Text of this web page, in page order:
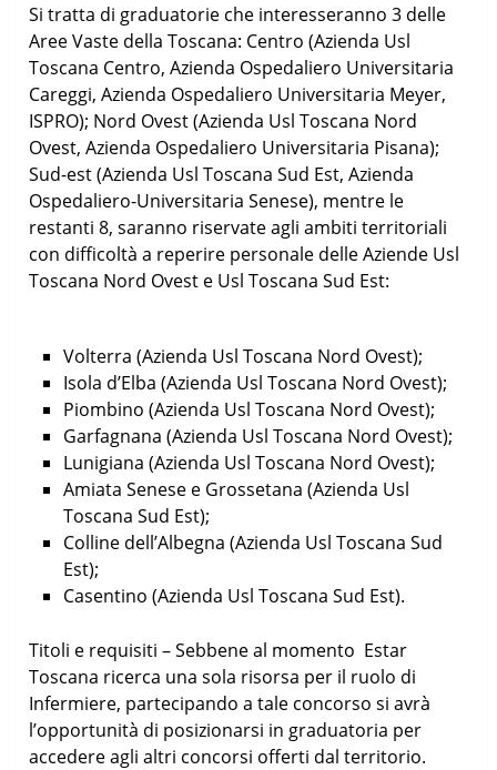
Si tratta di graduatorie che interesseranno 3 delle
Aree Vaste della Toscana: Centro (Azienda Usl
Toscana Centro, Azienda Ospedaliero Universitaria
Careggi, Azienda Ospedaliero Universitaria Meyer,
ISPRO); Nord Ovest (Azienda Usl Toscana Nord
Ovest, Azienda Ospedaliero Universitaria Pisana);
Sud-est (Azienda Usl Toscana Sud Est, Azienda
Ospedaliero-Universitaria Senese), mentre le
restanti 8, saranno riservate agli ambiti territoriali
con difficoltà a reperire personale delle Aziende Usl
Toscana Nord Ovest e Usl Toscana Sud Est:
Volterra (Azienda Usl Toscana Nord Ovest);
Isola d’Elba (Azienda Usl Toscana Nord Ovest);
Piombino (Azienda Usl Toscana Nord Ovest);
Garfagnana (Azienda Usl Toscana Nord Ovest);
Lunigiana (Azienda Usl Toscana Nord Ovest);
Amiata Senese e Grossetana (Azienda Usl
Toscana Sud Est);
Colline dell’Albegna (Azienda Usl Toscana Sud
Est);
Casentino (Azienda Usl Toscana Sud Est).
Titoli e requisiti – Sebbene al momento Estar
Toscana ricerca una sola risorsa per il ruolo di
Infermiere, partecipando a tale concorso si avrà
l’opportunità di posizionarsi in graduatoria per
accedere agli altri concorsi offerti dal territorio.